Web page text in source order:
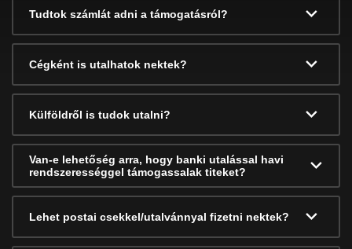
Tudtok számlát adni a támogatásról?
Cégként is utalhatok nektek?
Külföldről is tudok utalni?
Van-e lehetőség arra, hogy banki utalással havi
rendszerességgel támogassalak titeket?
Lehet postai csekkel/utalvánnyal fizetni nektek?